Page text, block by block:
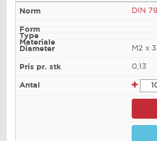
DIN
M2 x 3
0,13